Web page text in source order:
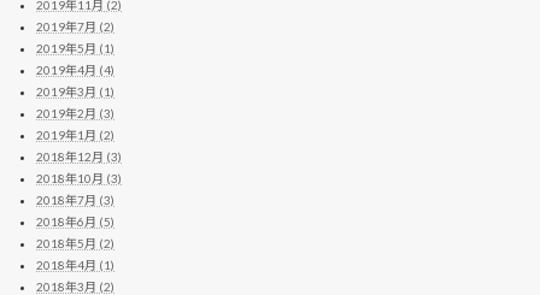
2019年11月 (2)
2019年7月 (2)
2019年5月 (1)
2019年4月 (4)
2019年3月 (1)
2019年2月 (3)
2019年1月 (2)
2018年12月 (3)
2018年10月 (3)
2018年7月 (3)
2018年6月 (5)
2018年5月 (2)
2018年4月 (1)
2018年3月 (2)